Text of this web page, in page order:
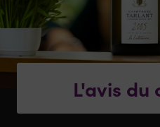
L'avis du